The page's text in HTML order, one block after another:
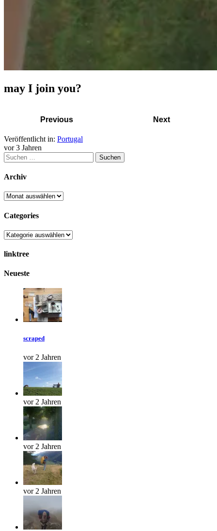
may I join you?
Previous Next
Veröffentlicht in: Portugal
vor 3 Jahren
Suchen
nach:
Archiv
Archiv
Categories
Categories
linktree
Neueste
scraped
vor 2 Jahren
vor 2 Jahren
vor 2 Jahren
vor 2 Jahren